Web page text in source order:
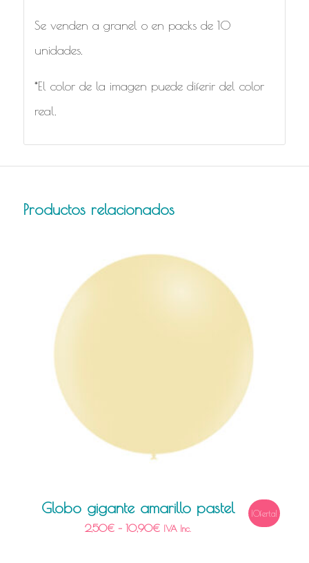
Se venden a granel o en packs de 10
unidades.
*El color de la imagen puede diferir del color
real.
Productos relacionados
Globo gigante amarillo pastel
2,50€ –10,90€ IVA Inc.
¡Oferta!